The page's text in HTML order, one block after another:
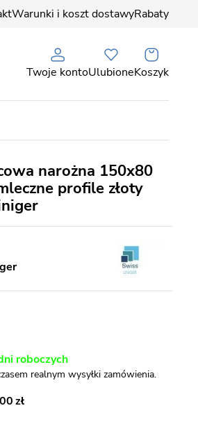
Warunki i koszt dostawyRabaty
Twoje kontoUlubioneKoszyk
narożna 150x80
profile złoty
roboczych
realnym wysyłki zamówienia.